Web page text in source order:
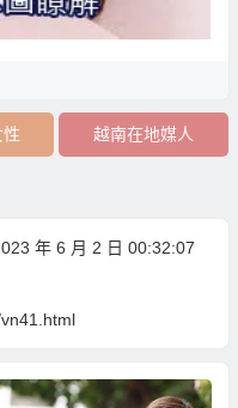
越南在地媒人
年 6 月 2 日 00:32:07